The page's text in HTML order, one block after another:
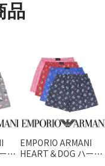
品
グ
EMPORIO ARMANI
HEART＆DOG ハート